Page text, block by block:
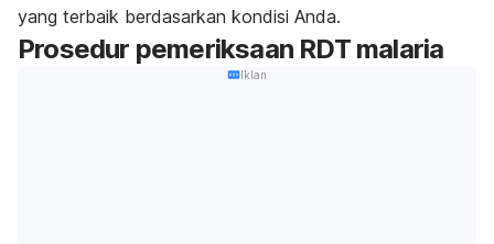
yang terbaik berdasarkan kondisi Anda.
Prosedur pemeriksaan RDT malaria
Iklan